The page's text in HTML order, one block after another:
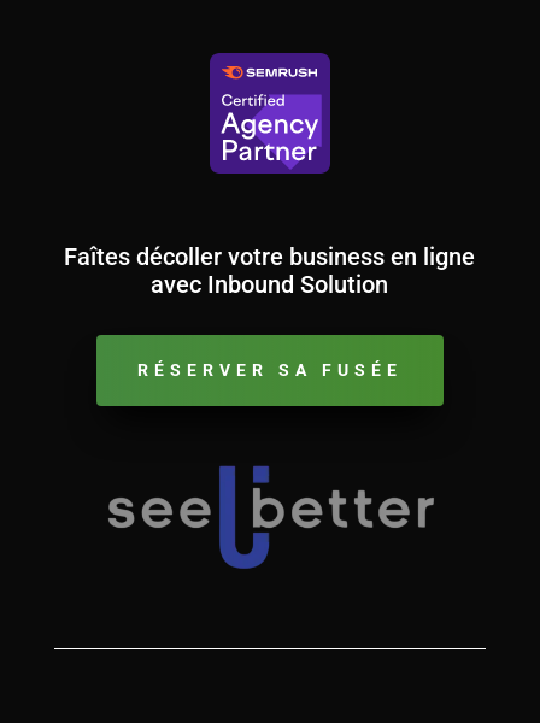
Faîtes décoller votre business en ligne
avec Inbound Solution
RÉSERVER SA FUSÉE